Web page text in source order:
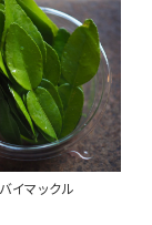
イマックル